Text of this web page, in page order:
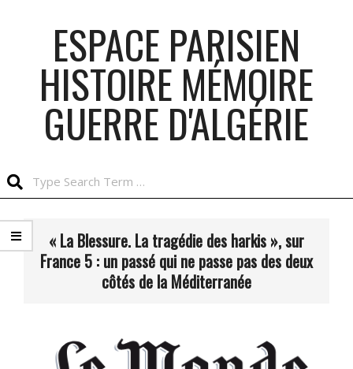
ESPACE PARISIEN
HISTOIRE MÉMOIRE
GUERRE D'ALGÉRIE
Navigation
Menu
« La Blessure. La tragédie des harkis », sur
France 5 : un passé qui ne passe pas des deux
côtés de la Méditerranée